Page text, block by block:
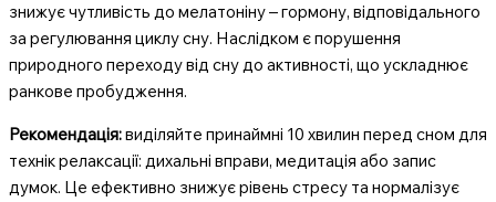
знижує чутливість до мелатоніну – гормону, відповідального
за регулювання циклу сну. Наслідком є порушення
природного переходу від сну до активності, що ускладнює
ранкове пробудження.
Рекомендація:виділяйте принаймні 10 хвилин перед сном для
технік релаксації: дихальні вправи, медитація або запис
думок. Це ефективно знижує рівень стресу та нормалізує